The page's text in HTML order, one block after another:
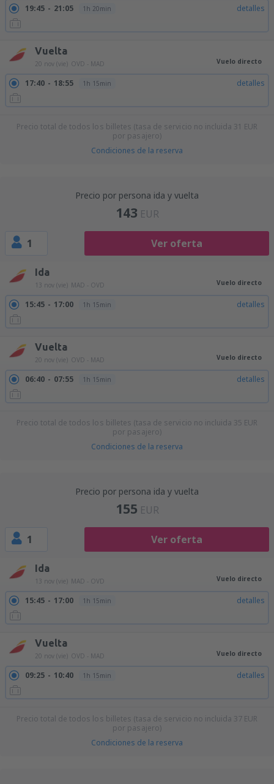
19:45 21:05 1h 20min detalles
Vuelta
20 nov (vie) OVD - MAD Vuelo directo
17:40 18:55 1h 15min detalles
Precio total de todos los billetes (tasa de servicio no incluida 31 EUR
por pasajero)
Condiciones de la reserva
Precio por persona ida y vuelta
143 EUR
1 Ver oferta
Ida
13 nov (vie) MAD - OVD Vuelo directo
15:45 17:00 1h 15min detalles
Vuelta
20 nov (vie) OVD - MAD Vuelo directo
06:40 07:55 1h 15min detalles
Precio total de todos los billetes (tasa de servicio no incluida 35 EUR
por pasajero)
Condiciones de la reserva
Precio por persona ida y vuelta
155 EUR
1 Ver oferta
Ida
13 nov (vie) MAD - OVD Vuelo directo
15:45 17:00 1h 15min detalles
Vuelta
20 nov (vie) OVD - MAD Vuelo directo
09:25 10:40 1h 15min detalles
Precio total de todos los billetes (tasa de servicio no incluida 37 EUR
por pasajero)
Condiciones de la reserva